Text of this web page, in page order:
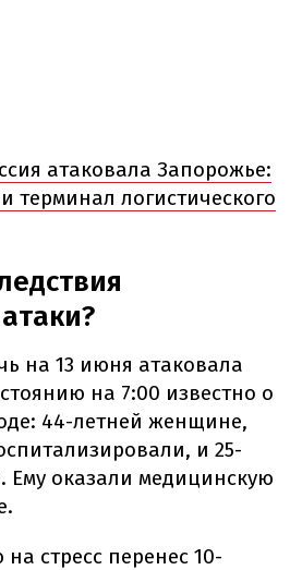
атаковала Запорожье:
терминал логистического
на 13 июня атаковала
на 7:00 известно о
44-летней женщине,
и 25-
Ему оказали медицинскую
стресс перенес 10-